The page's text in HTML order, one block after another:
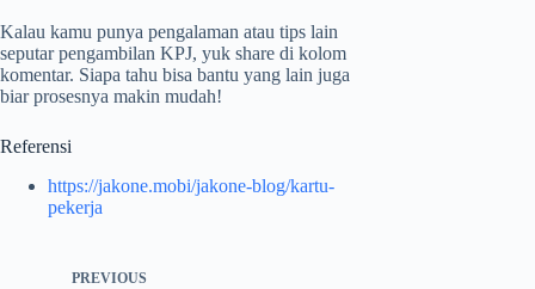
Kalau kamu punya pengalaman atau tips lain
seputar pengambilan KPJ, yuk share di kolom
komentar. Siapa tahu bisa bantu yang lain juga
biar prosesnya makin mudah!
Referensi
https://jakone.mobi/jakone-blog/kartu-
pekerja
PREVIOUS